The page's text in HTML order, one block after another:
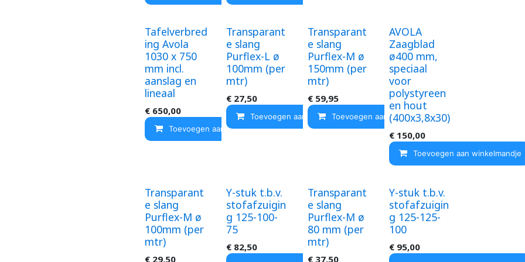
Tafelverbred
ing Avola
1030 x 750
mm incl.
aanslag en
lineaal
€ 650,00
Toevoegen aan winkelmandje
Transparant
e slang
Purflex-L ø
100mm (per
mtr)
€ 27,50
Toevoegen aan winkelmandje
Transparant
e slang
Purflex-M ø
150mm (per
mtr)
€ 59,95
Toevoegen aan winkelmandje
AVOLA
Zaagblad
ø400 mm,
speciaal
voor
polystyreen
en hout
(400x3,8x30)
€ 150,00
Toevoegen aan winkelmandje
Transparant
e slang
Purflex-M ø
100mm (per
mtr)
€ 29,50
Y-stuk t.b.v.
stofafzuigin
g 125-100-
75
€ 82,50
Transparant
e slang
Purflex-M ø
80 mm (per
mtr)
€ 37,50
Y-stuk t.b.v.
stofafzuigin
g 125-125-
100
€ 95,00